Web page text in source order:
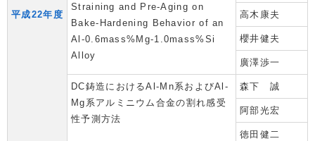
平成22年度
Straining and Pre-Aging on
Bake-Hardening Behavior of an
Al-0.6mass%Mg-1.0mass%Si
Alloy
高木康夫
櫻井健夫
廣澤渉一
DC鋳造におけるAl-Mn系およびAl-
Mg系アルミニウム合金の割れ感受
性予測方法
森下 誠
阿部光宏
徳田健二